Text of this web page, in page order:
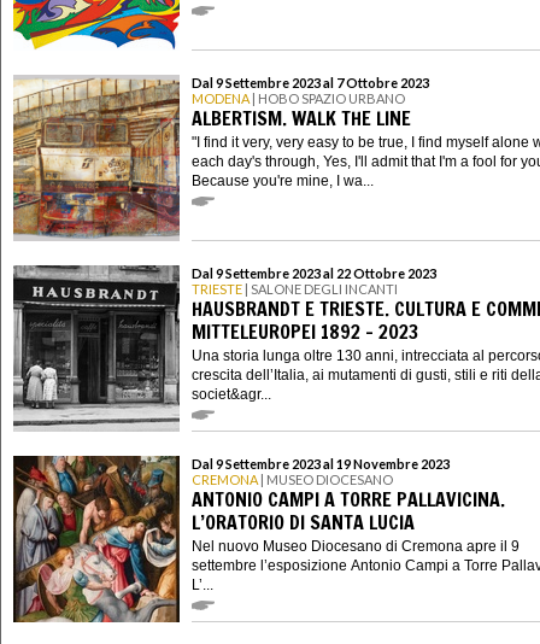
Dal 9 Settembre 2023 al 7 Ottobre 2023
MODENA | HOBO SPAZIO URBANO
ALBERTISM. WALK THE LINE
"I find it very, very easy to be true, I find myself alone
each day's through, Yes, I'll admit that I'm a fool for
Because you're mine, I wa...
Dal 9 Settembre 2023 al 22 Ottobre 2023
TRIESTE | SALONE DEGLI INCANTI
HAUSBRANDT E TRIESTE. CULTURA E
MITTELEUROPEI 1892 - 2023
Una storia lunga oltre 130 anni, intrecciata al
crescita dell’Italia, ai mutamenti di gusti, stili e riti
societ&agr...
Dal 9 Settembre 2023 al 19 Novembre 2023
CREMONA | MUSEO DIOCESANO
ANTONIO CAMPI A TORRE PALLAVICINA.
L’ORATORIO DI SANTA LUCIA
Nel nuovo Museo Diocesano di Cremona apre il 9
settembre l’esposizione Antonio Campi a Torre
L’...